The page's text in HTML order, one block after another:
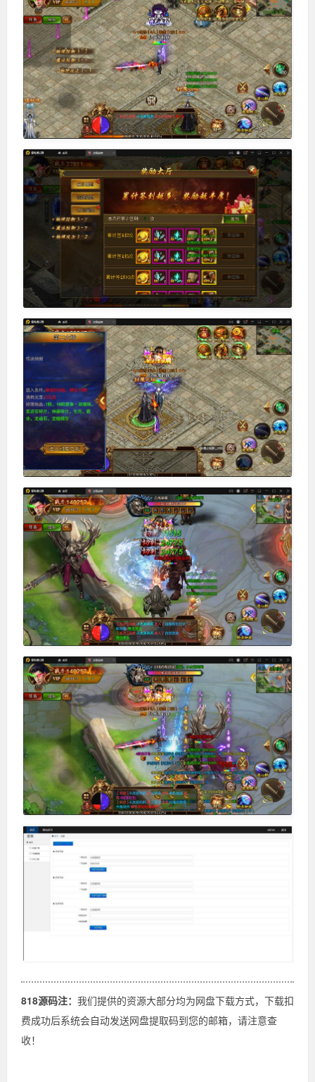
818源码注： 我们提供的资源大部分均为网盘下载方式，下载扣
费成功后系统会自动发送网盘提取码到您的邮箱，请注意查
收！